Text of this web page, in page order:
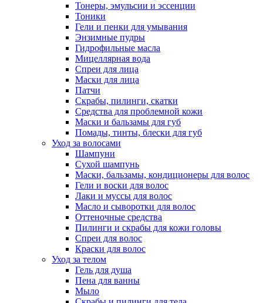
Тонеры, эмульсии и эссенции
Тоники
Гели и пенки для умывания
Энзимные пудры
Гидрофильные масла
Мицеллярная вода
Спреи для лица
Маски для лица
Патчи
Скрабы, пилинги, скатки
Средства для проблемной кожи
Маски и бальзамы для губ
Помады, тинты, блески для губ
Уход за волосами
Шампуни
Сухой шампунь
Маски, бальзамы, кондиционеры для волос
Гели и воски для волос
Лаки и муссы для волос
Масло и сыворотки для волос
Оттеночные средства
Пилинги и скрабы для кожи головы
Спреи для волос
Краски для волос
Уход за телом
Гель для душа
Пена для ванны
Мыло